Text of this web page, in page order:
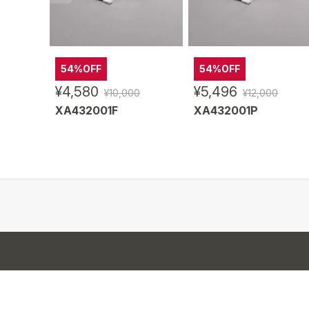
54%OFF
¥4,580 ¥10,000
XA432001F
54%OFF
¥5,496 ¥12,000
XA432001P